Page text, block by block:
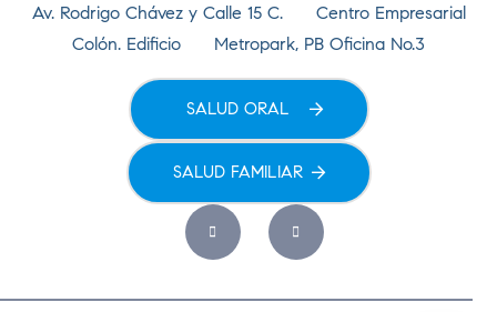
Av. Rodrigo Chávez y Calle 15 C. Centro Empresarial
Colón. Edificio Metropark, PB Oficina No.3
SALUD ORAL
SALUD FAMILIAR